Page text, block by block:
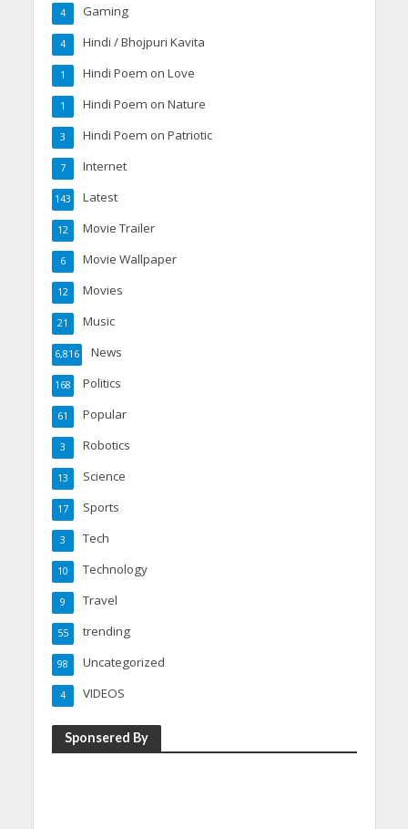
Gaming
4
Hindi / Bhojpuri Kavita
4
Hindi Poem on Love
1
Hindi Poem on Nature
1
Hindi Poem on Patriotic
3
Internet
7
Latest
143
Movie Trailer
12
Movie Wallpaper
6
Movies
12
Music
21
News
6,816
Politics
168
Popular
61
Robotics
3
Science
13
Sports
17
Tech
3
Technology
10
Travel
9
trending
55
Uncategorized
98
VIDEOS
4
Sponsered By